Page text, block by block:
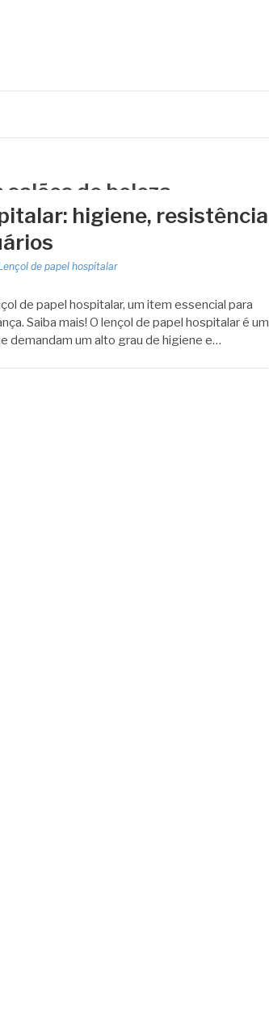
de beleza
higiene, resistência
de papel hospitalar
de papel hospitalar, um item essencial para
Saiba mais! O lençol de papel hospitalar é um
demandam um alto grau de higiene e…